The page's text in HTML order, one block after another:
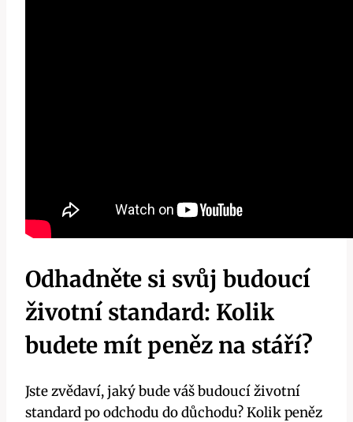
Odhadněte si svůj budoucí
životní standard: Kolik
budete mít peněz na stáří?
Jste zvědaví, jaký bude váš budoucí životní
standard po odchodu do důchodu? Kolik peněz